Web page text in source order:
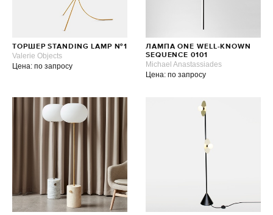
ТОРШЕР STANDING LAMP №1
Valerie Objects
Цена: по запросу
ЛАМПА ONE WELL-KNOWN
SEQUENCE 0101
Michael Anastassiades
Цена: по запросу